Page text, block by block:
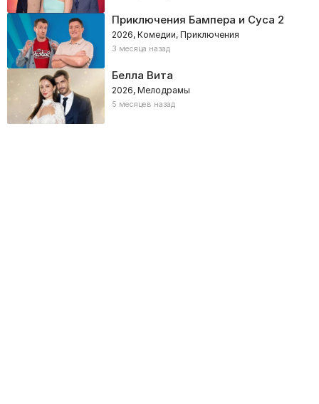
Приключения Бампера и Суса 2
2026, Комедии, Приключения
3 месяца назад
Белла Вита
2026, Мелодрамы
5 месяцев назад